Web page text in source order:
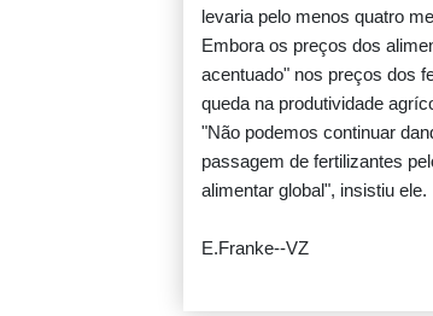
levaria pelo menos quatro
Embora os preços dos
acentuado" nos preços dos
queda na produtividade
"Não podemos continuar
passagem de fertilizantes
alimentar global", insistiu ele.
E.Franke--VZ